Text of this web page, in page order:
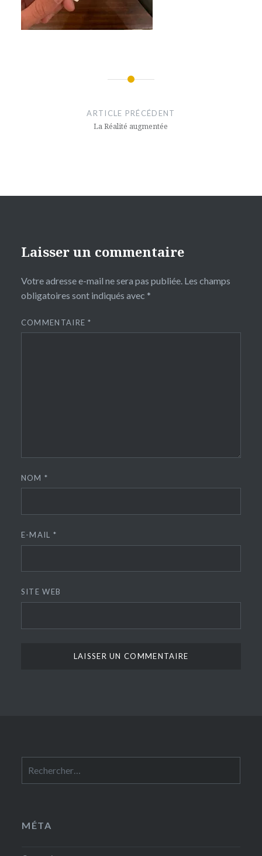
ARTICLE PRÉCÉDENT
La Réalité augmentée
Laisser un commentaire
Votre adresse e-mail ne sera pas publiée. Les champs
obligatoires sont indiqués avec *
COMMENTAIRE*
NOM*
E-MAIL *
SITE WEB
MÉTA